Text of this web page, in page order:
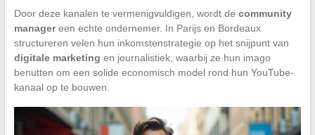
Door deze kanalen te vermenigvuldigen, wordt de community
managereen echte ondernemer. In Parijs en Bordeaux
structureren velen hun inkomstenstrategie op het snijpunt van
digitale marketing en journalistiek, waarbij ze hun imago
benutten om een solide economisch model rond hun YouTube-
kanaal op te bouwen.